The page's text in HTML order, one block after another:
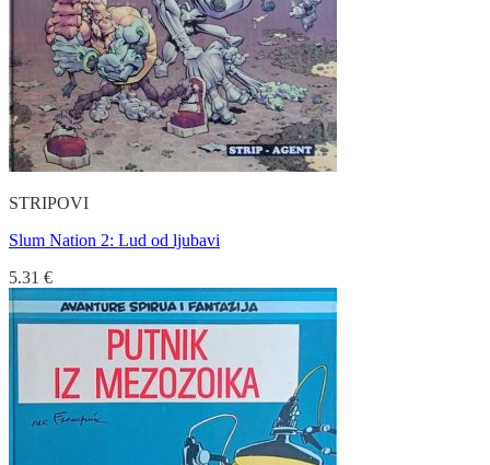
STRIPOVI
Slum Nation 2: Lud od ljubavi
5.31 €